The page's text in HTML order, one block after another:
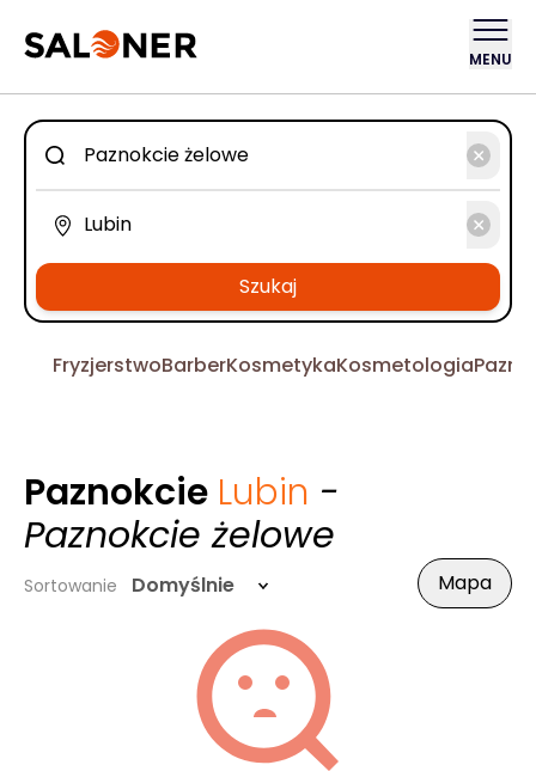
MENU
Szukaj
FryzjerstwoBarberKosmetykaKosmetologia
Paznokcie Lubin -
Paznokcie żelowe
Sortowanie Domyślnie Mapa